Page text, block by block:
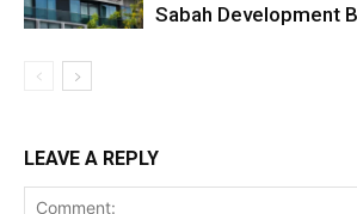
Sabah Development
LEAVE A REPLY